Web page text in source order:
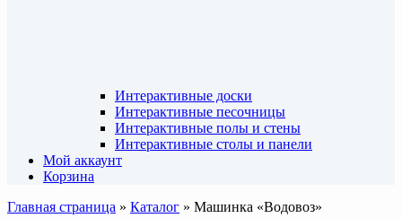
Интерактивные доски
Интерактивные песочницы
Интерактивные полы и стены
Интерактивные столы и панели
Мой аккаунт
Корзина
Главная страница » Каталог » Машинка «Водовоз»